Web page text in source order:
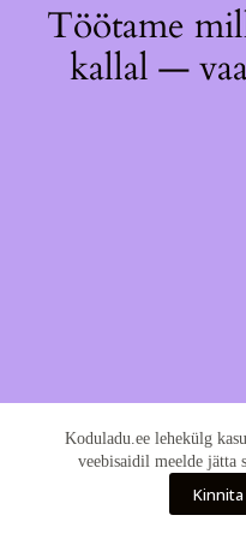
Koduladu.ee lehekülg
veebisaidil meelde jätta
Kinnita
Töötame
kallal —